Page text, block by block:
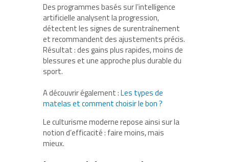
Des programmes basés sur l’intelligence
artificielle analysent la progression,
détectent les signes de surentraînement
et recommandent des ajustements précis.
Résultat : des gains plus rapides, moins de
blessures et une approche plus durable du
sport.
A découvrir également :Les types de
matelas et comment choisir le bon ?
Le culturisme moderne repose ainsi sur la
notion d’efficacité : faire moins, mais
mieux.